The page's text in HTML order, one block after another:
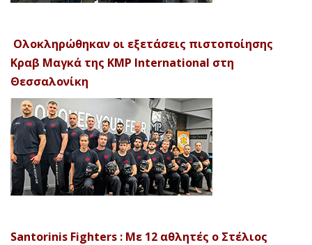
Ολοκληρώθηκαν οι εξετάσεις πιστοποίησης
Κραβ Μαγκά της KMP International στη
Θεσσαλονίκη
Santorinis Fighters : Με 12 αθλητές ο Στέλιος